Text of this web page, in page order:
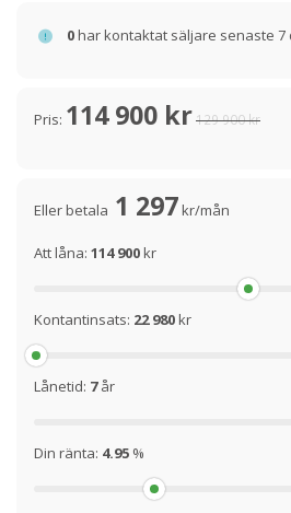
0har kontaktat säljare senaste 7
Pris: 114 900 kr129 900 kr
Eller betala 1 297kr/mån
Att låna: 114 900kr
Kontantinsats: 22 980kr
Lånetid: 7år
Din ränta: 4.95 %